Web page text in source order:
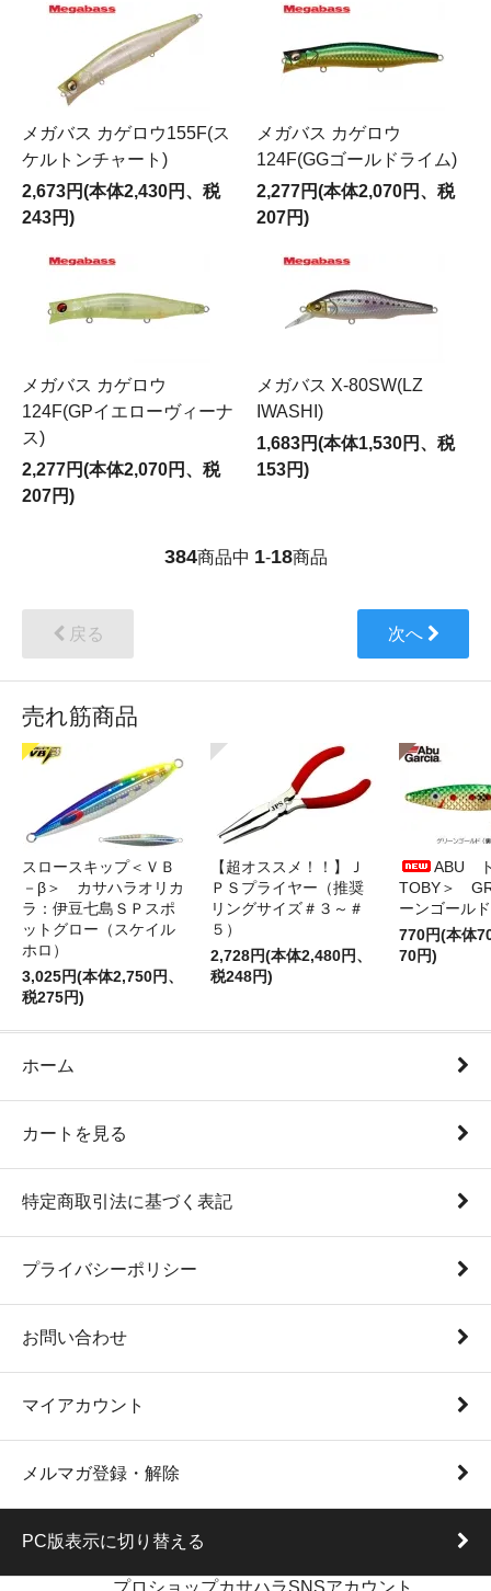
メガバス カゲロウ155F(ス
ケルトンチャート)
2,673円(本体2,430円、税
243円)
メガバス カゲロウ
124F(GGゴールドライム)
2,277円(本体2,070円、税
207円)
メガバス カゲロウ
124F(GPイエローヴィーナ
ス)
2,277円(本体2,070円、税
207円)
メガバス X-80SW(LZ
IWASHI)
1,683円(本体1,530円、税
153円)
384商品中 1-18商品
戻る 次へ
売れ筋商品
スロースキップ＜ＶＢ
－β＞ カサハラオリカ
ラ：伊豆七島ＳＰスポ
ットグロー（スケイル
ホロ）
3,025円(本体2,750円、
税275円)
【超オススメ！！】Ｊ
ＰＳプライヤー（推奨
リングサイズ＃３～＃
５）
2,728円(本体2,480円、
税248円)
ABU
TOBY＞
ーンゴールド
770円(本体
70円)
ホーム
カートを見る
特定商取引法に基づく表記
プライバシーポリシー
お問い合わせ
マイアカウント
メルマガ登録・解除
PC版表示に切り替える